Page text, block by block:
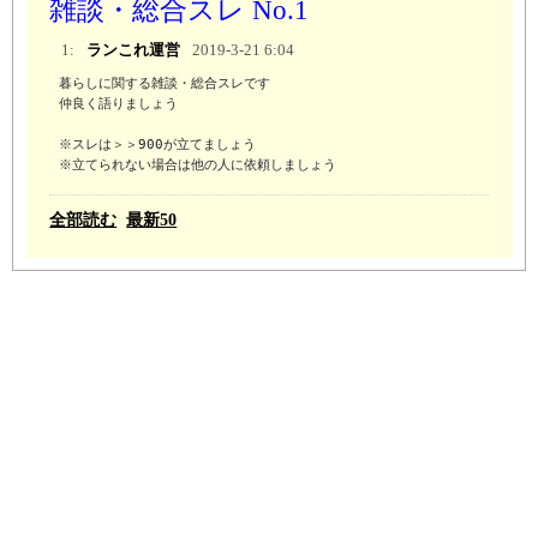
雑談・総合スレ No.1
1: ランこれ運営 2019-3-21 6:04
暮らしに関する雑談・総合スレです
仲良く語りましょう
※スレは＞＞900が立てましょう
※立てられない場合は他の人に依頼しましょう
全部読む 最新50